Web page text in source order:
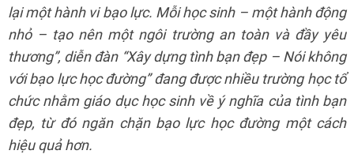
lại một hành vi bạo lực. Mỗi học sinh – một hành động
nhỏ – tạo nên một ngôi trường an toàn và đầy yêu
thương”, diễn đàn “Xây dựng tình bạn đẹp – Nói không
với bạo lực học đường” đang được nhiều trường học tổ
chức nhằm giáo dục học sinh về ý nghĩa của tình bạn
đẹp, từ đó ngăn chặn bạo lực học đường một cách
hiệu quả hơn.